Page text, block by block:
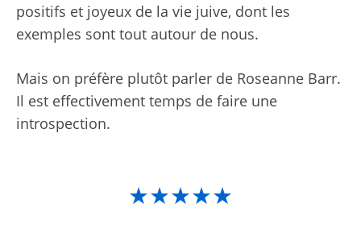
positifs et joyeux de la vie juive, dont les
exemples sont tout autour de nous.
Mais on préfère plutôt parler de Roseanne Barr.
Il est effectivement temps de faire une
introspection.
★★★★★